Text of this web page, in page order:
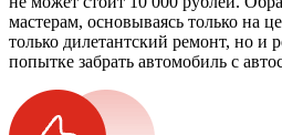
мастерам, основываясь только на
только дилетантский ремонт, но и
попытке забрать автомобиль с